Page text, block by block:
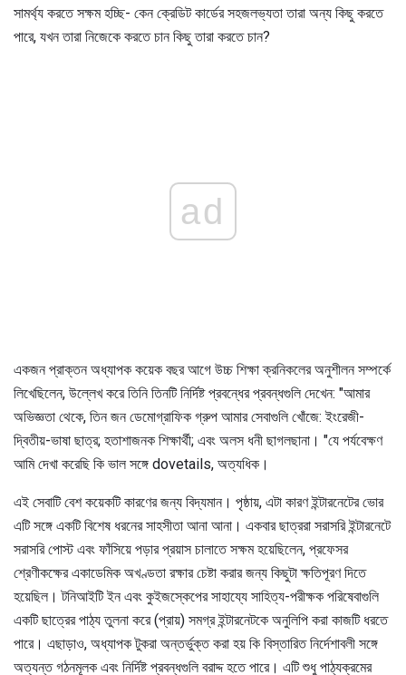
সামর্থ্য করতে সক্ষম হচ্ছি- কেন ক্রেডিট কার্ডের সহজলভ্যতা তারা অন্য কিছু করতে
পারে, যখন তারা নিজেকে করতে চান কিছু তারা করতে চান?
ad
একজন প্রাক্তন অধ্যাপক কয়েক বছর আগে উচ্চ শিক্ষা ক্রনিকলের অনুশীলন সম্পর্কে
লিখেছিলেন, উল্লেখ করে তিনি তিনটি নির্দিষ্ট প্রবন্ধের প্রবন্ধগুলি দেখেন: "আমার
অভিজ্ঞতা থেকে, তিন জন ডেমোগ্রাফিক গ্রুপ আমার সেবাগুলি খোঁজে: ইংরেজী-
দ্বিতীয়-ভাষা ছাত্র; হতাশাজনক শিক্ষার্থী; এবং অলস ধনী ছাগলছানা। "যে পর্যবেক্ষণ
আমি দেখা করেছি কি ভাল সঙ্গে dovetails, অত্যধিক।
এই সেবাটি বেশ কয়েকটি কারণের জন্য বিদ্যমান। পৃষ্ঠায়, এটা কারণ ইন্টারনেটের ভোর
এটি সঙ্গে একটি বিশেষ ধরনের সাহসীতা আনা আনা। একবার ছাত্ররা সরাসরি ইন্টারনেটে
সরাসরি পোস্ট এবং ফাঁসিয়ে পড়ার প্রয়াস চালাতে সক্ষম হয়েছিলেন, প্রফেসর
শ্রেণীকক্ষের একাডেমিক অখণ্ডতা রক্ষার চেষ্টা করার জন্য কিছুটা ক্ষতিপূরণ দিতে
হয়েছিল। টনিআইটি ইন এবং কুইজস্কেপের সাহায্যে সাহিত্য-পরীক্ষক পরিষেবাগুলি
একটি ছাত্রের পাঠ্য তুলনা করে (প্রায়) সমগ্র ইন্টারনেটকে অনুলিপি করা কাজটি ধরতে
পারে। এছাড়াও, অধ্যাপক টুকরা অন্তর্ভুক্ত করা হয় কি বিস্তারিত নির্দেশাবলী সঙ্গে
অত্যন্ত গঠনমূলক এবং নির্দিষ্ট প্রবন্ধগুলি বরাদ্দ হতে পারে। এটি শুধু পাঠ্যক্রমের